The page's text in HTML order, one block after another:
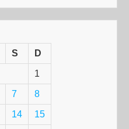
S D
1
7 8
14 15